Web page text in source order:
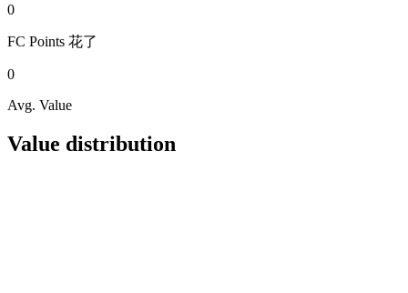
0
FC Points 花了
0
Avg. Value
Value distribution